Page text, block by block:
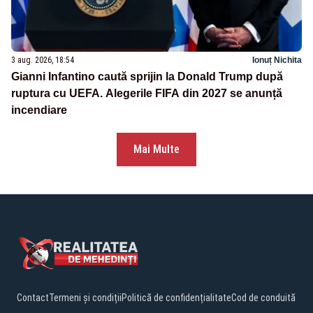
3 aug. 2026, 18:54 Ionuț Nichita
Gianni Infantino caută sprijin la Donald Trump după
ruptura cu UEFA. Alegerile FIFA din 2027 se anunță
incendiare
Mai Multe
ContactTermeni și condițiiPolitică de confidențialitateCod de conduită